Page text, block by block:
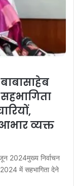
व्यक्त
निर्वाचन
2024 में सहभागिता देने